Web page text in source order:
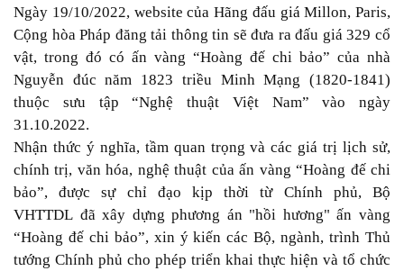
Ngày 19/10/2022, website của Hãng đấu giá Millon, Paris,
Cộng hòa Pháp đăng tải thông tin sẽ đưa ra đấu giá 329 cổ
vật, trong đó có ấn vàng “Hoàng đế chi bảo” của nhà
Nguyễn đúc năm 1823 triều Minh Mạng (1820-1841)
thuộc sưu tập “Nghệ thuật Việt Nam” vào ngày
31.10.2022.
Nhận thức ý nghĩa, tầm quan trọng và các giá trị lịch sử,
chính trị, văn hóa, nghệ thuật của ấn vàng “Hoàng đế chi
bảo”, được sự chỉ đạo kịp thời từ Chính phủ, Bộ
VHTTDL đã xây dựng phương án "hồi hương" ấn vàng
“Hoàng đế chi bảo”, xin ý kiến các Bộ, ngành, trình Thủ
tướng Chính phủ cho phép triển khai thực hiện và tổ chức